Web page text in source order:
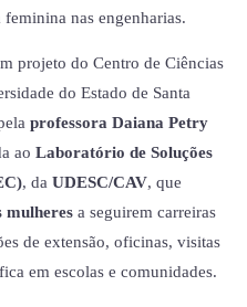
nas engenharias.
projeto do Centro de Ciências
do Estado de Santa
professora Daiana Petry
ao Laboratório de Soluções
, da UDESC/CAV, que
mulheres a seguirem carreiras
de extensão, oficinas, visitas
em escolas e comunidades.